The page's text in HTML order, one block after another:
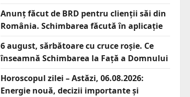
Anunț făcut de BRD pentru clienții săi din
România. Schimbarea făcută în aplicație
6 august, sărbătoare cu cruce roșie. Ce
înseamnă Schimbarea la Față a Domnului
Horoscopul zilei – Astăzi, 06.08.2026:
Energie nouă, decizii importante și